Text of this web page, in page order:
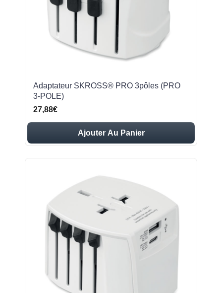
Adaptateur SKROSS® PRO 3pôles (PRO
3-POLE)
27,88€
Ajouter Au Panier